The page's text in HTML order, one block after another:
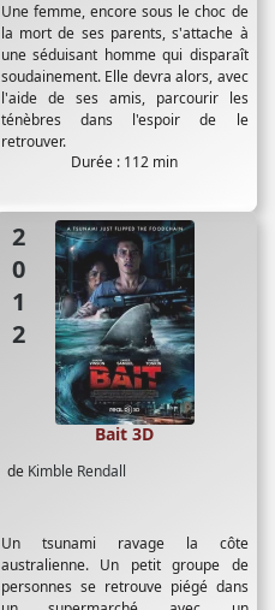
Une femme, encore sous le choc de
la mort de ses parents, s'attache à
une séduisant homme qui disparaît
soudainement. Elle devra alors, avec
l'aide de ses amis, parcourir les
ténèbres dans l'espoir de le
retrouver.
Durée : 112 min
2012
de Kimble Rendall
Bait 3D
Un tsunami ravage la côte
australienne. Un petit groupe de
personnes se retrouve piégé dans